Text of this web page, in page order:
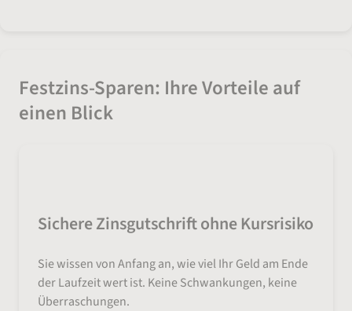
Festzins-Sparen: Ihre Vorteile auf
einen Blick
Sichere Zinsgutschrift ohne Kursrisiko
Sie wissen von Anfang an, wie viel Ihr Geld am Ende
der Laufzeit wert ist. Keine Schwankungen, keine
Überraschungen.